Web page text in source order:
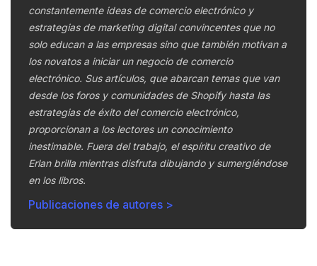
constantemente ideas de comercio electrónico y
estrategias de marketing digital convincentes que no
solo educan a las empresas sino que también motivan a
los novatos a iniciar un negocio de comercio
electrónico. Sus artículos, que abarcan temas que van
desde los foros y comunidades de Shopify hasta las
estrategias de éxito del comercio electrónico,
proporcionan a los lectores un conocimiento
inestimable. Fuera del trabajo, el espíritu creativo de
Erlan brilla mientras disfruta dibujando y sumergiéndose
en los libros.
Publicaciones de autores >